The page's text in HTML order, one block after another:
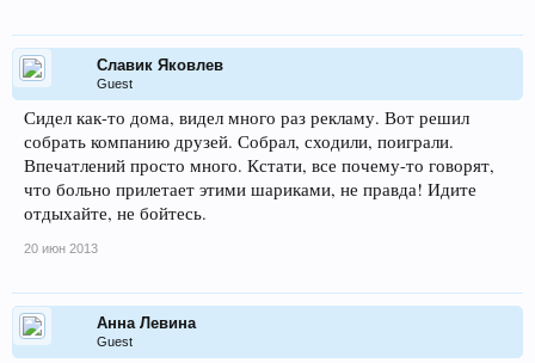
Славик Яковлев
Guest
Сидел как-то дома, видел много раз рекламу. Вот решил
собрать компанию друзей. Собрал, сходили, поиграли.
Впечатлений просто много. Кстати, все почему-то говорят,
что больно прилетает этими шариками, не правда! Идите
отдыхайте, не бойтесь.
20 июн 2013
Анна Левина
Guest